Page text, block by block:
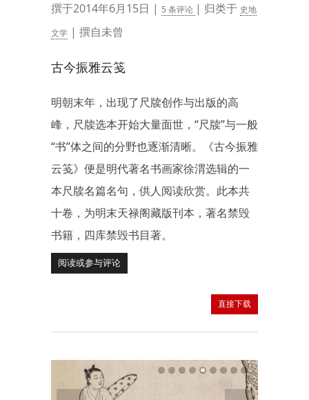
撰于2014年6月15日 | 5 条评论 | 归类于 史地
文学 | 撰自未曾
古今振雅云笺
明朝末年，出现了尺牍创作与出版的高
峰，尺牍选本开始大量面世，“尺牍”与一般
“书”体之间的分野也逐渐清晰。《古今振雅
云笺》便是明代著名书画家徐渭选辑的一
本尺牍名篇名句，供人阅读欣赏。此本共
十卷，为明末天禄阁藏版刊本，著名禁毁
书籍，四库禁毁书目著。
阅读或参与评论
直接下载